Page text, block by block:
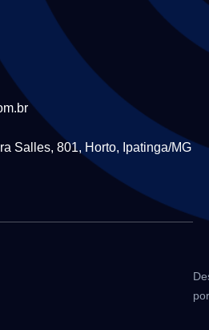
Salles, 801, Horto, Ipatinga/MG
por